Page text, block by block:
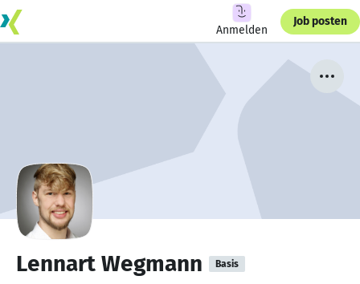
Anmelden
Job posten
Lennart Wegmann Basis